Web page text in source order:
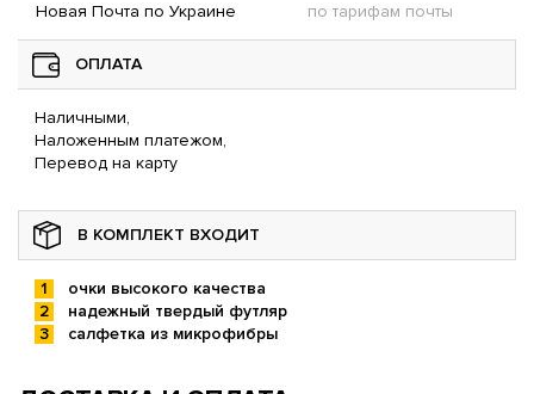
Новая Почта по Украине по тарифам почты
ОПЛАТА
Наличными,
Наложенным платежом,
Перевод на карту
В КОМПЛЕКТ ВХОДИТ
очки высокого качества
надежный твердый футляр
салфетка из микрофибры